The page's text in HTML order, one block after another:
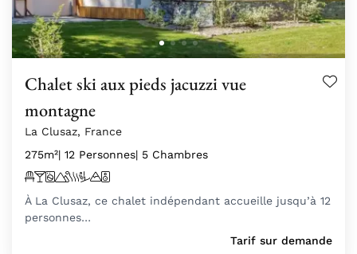
Chalet ski aux pieds jacuzzi vue
montagne
La Clusaz, France
275m²| 12 Personnes| 5 Chambres
À La Clusaz, ce chalet indépendant accueille jusqu’à 12
personnes…
Tarif sur demande